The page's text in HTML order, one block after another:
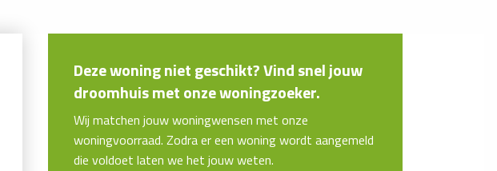
Deze woning niet geschikt? Vind snel jouw
droomhuis met onze woningzoeker.
Wij matchen jouw woningwensen met onze
woningvoorraad. Zodra er een woning wordt aangemeld
die voldoet laten we het jouw weten.